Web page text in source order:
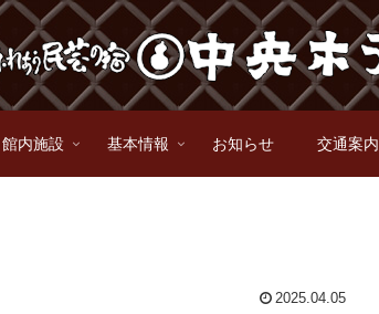
館内施設 基本情報 お知らせ 交通案内
2025.04.05